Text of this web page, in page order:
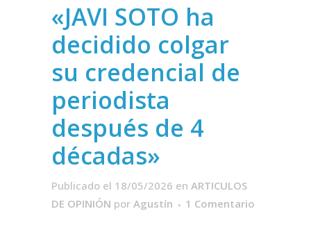
«JAVI SOTO ha
decidido colgar
su credencial de
periodista
después de 4
décadas»
Publicado el 18/05/2026 en ARTICULOS
DE OPINIÓN por Agustín 1 Comentario